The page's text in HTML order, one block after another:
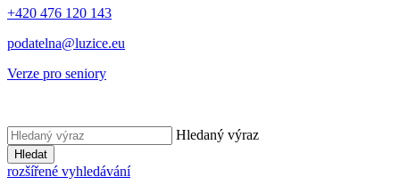
+420 476 120 143
podatelna@luzice.eu
Verze pro seniory
Hledaný výraz
Hledat
rozšířené vyhledávání